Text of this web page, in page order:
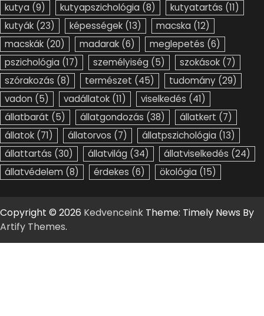
kutya (9) kutyapszichológia (8) kutyatartás (11)
kutyák (23) képességek (13) macska (12)
macskák (20) madarak (6) meglepetés (6)
pszichológia (17) személyiség (5) szokások (7)
szórakozás (8) természet (45) tudomány (29)
vadon (5) vadállatok (11) viselkedés (41)
állatbarát (5) állatgondozás (38) állatkert (7)
állatok (71) állatorvos (7) állatpszichológia (13)
állattartás (30) állatvilág (34) állatviselkedés (24)
állatvédelem (8) érdekes (6) ökológia (15)
Copyright © 2026 Kedvenceink Theme: Timely News By
Artify Themes.